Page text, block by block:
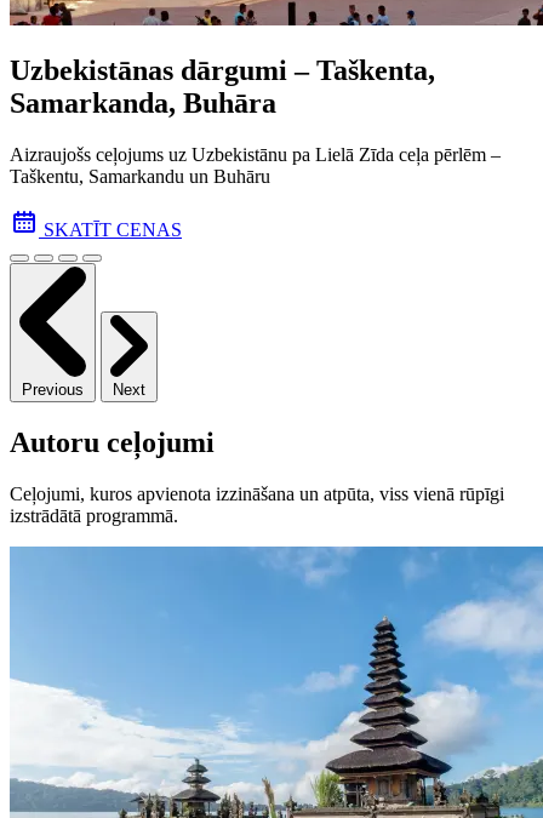
Uzbekistānas dārgumi – Taškenta,
Samarkanda, Buhāra
Aizraujošs ceļojums uz Uzbekistānu pa Lielā Zīda ceļa pēr­lēm –
Taškentu, Samarkandu un Buhāru
SKATĪT CENAS
Previous Next
Autoru ceļojumi
Ceļojumi, kuros apvienota izzināšana un atpūta, viss vienā rūpīgi
izstrādātā programmā.